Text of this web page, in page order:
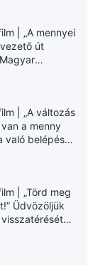
három
három
három
| „A mennyei
út
| „A változás
a menny
való belépés
| „Törd meg
Üdvözöljük